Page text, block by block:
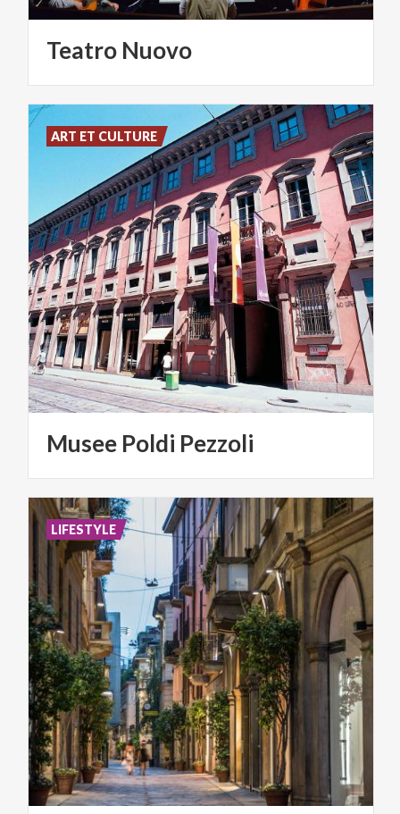
Teatro Nuovo
Musee Poldi Pezzoli
ART ET CULTURE
LIFESTYLE